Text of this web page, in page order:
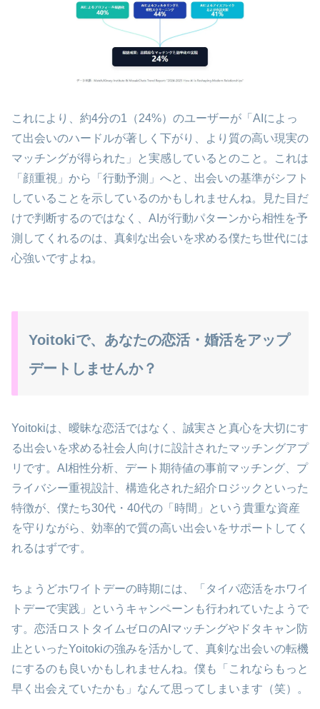
これにより、約4分の1（24%）のユーザーが「AIによっ
て出会いのハードルが著しく下がり、より質の高い現実の
マッチングが得られた」と実感しているとのこと。これは
「顔重視」から「行動予測」へと、出会いの基準がシフト
していることを示しているのかもしれませんね。見た目だ
けで判断するのではなく、AIが行動パターンから相性を予
測してくれるのは、真剣な出会いを求める僕たち世代には
心強いですよね。
Yoitokiで、あなたの恋活・婚活をアップ
デートしませんか？
Yoitokiは、曖昧な恋活ではなく、誠実さと真心を大切にす
る出会いを求める社会人向けに設計されたマッチングアプ
リです。AI相性分析、デート期待値の事前マッチング、プ
ライバシー重視設計、構造化された紹介ロジックといった
特徴が、僕たち30代・40代の「時間」という貴重な資産
を守りながら、効率的で質の高い出会いをサポートしてく
れるはずです。
ちょうどホワイトデーの時期には、「タイパ恋活をホワイ
トデーで実践」というキャンペーンも行われていたようで
す。恋活ロストタイムゼロのAIマッチングやドタキャン防
止といったYoitokiの強みを活かして、真剣な出会いの転機
にするのも良いかもしれませんね。僕も「これならもっと
早く出会えていたかも」なんて思ってしまいます（笑）。